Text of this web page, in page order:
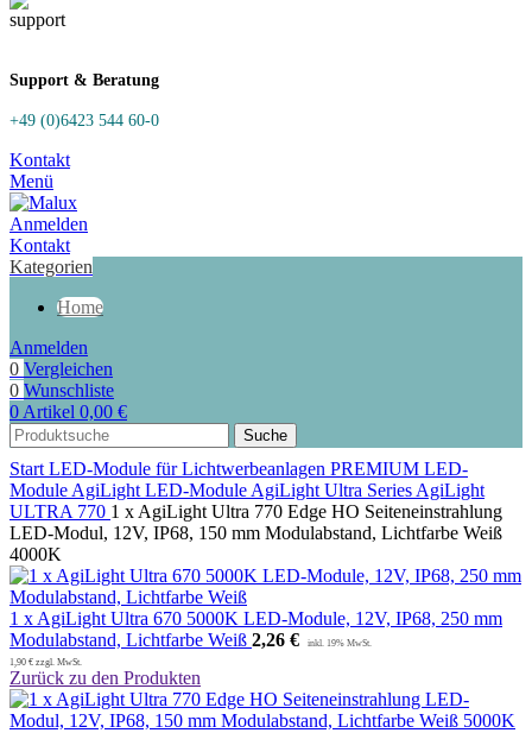
Support & Beratung
+49 (0)6423 544 60-0
Kontakt
Menü
Anmelden
Kontakt
Kategorien
Home
Anmelden
0 Vergleichen
0 Wunschliste
0 Artikel 0,00 €
Suche
Start LED-Module für Lichtwerbeanlagen PREMIUM LED-
Module AgiLight LED-Module AgiLight Ultra Series AgiLight
ULTRA 770 1 x AgiLight Ultra 770 Edge HO Seiteneinstrahlung
LED-Modul, 12V, IP68, 150 mm Modulabstand, Lichtfarbe Weiß
4000K
1 x AgiLight Ultra 670 5000K LED-Module, 12V, IP68, 250 mm
Modulabstand, Lichtfarbe Weiß 2,26 €
1,90 € zzgl. MwSt.
Zurück zu den Produkten